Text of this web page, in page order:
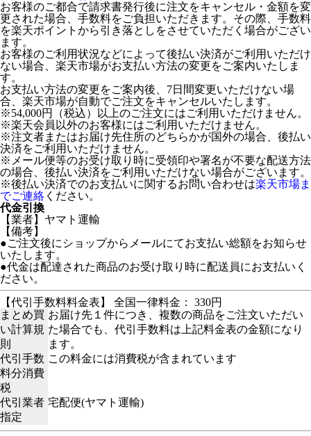
お客様のご都合で請求書発行後に注文をキャンセル・金額を変
更された場合、手数料をご負担いただきます。その際、手数料
を楽天ポイントから引き落としをさせていただく場合がござい
ます。
お客様のご利用状況などによって後払い決済がご利用いただけ
ない場合、楽天市場がお支払い方法の変更をご案内いたしま
す。
お支払い方法の変更をご案内後、7日間変更いただけない場
合、楽天市場が自動でご注文をキャンセルいたします。
※54,000円（税込）以上のご注文にはご利用いただけません。
※楽天会員以外のお客様にはご利用いただけません。
※注文者またはお届け先住所のどちらかが国外の場合、後払い
決済をご利用いただけません。
※メール便等のお受け取り時に受領印や署名が不要な配送方法
の場合、後払い決済をご利用いただけない場合がございます。
※後払い決済でのお支払いに関するお問い合わせは楽天市場ま
でご連絡 ください。
代金引換
【業者】ヤマト運輸
【備考】
●ご注文後にショップからメールにてお支払い総額をお知らせ
いたします。
●代金は配達された商品のお受け取り時に配送員にお支払いく
ださい。
【代引手数料料金表】 全国一律料金： 330円
まとめ買
い計算規
則
お届け先１件につき、複数の商品をご注文いただい
た場合でも、代引手数料は上記料金表の金額になり
ます。
代引手数
料分消費
税
この料金には消費税が含まれています
代引業者
指定
宅配便(ヤマト運輸)